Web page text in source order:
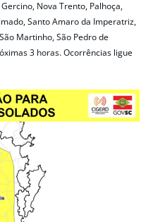
Nova Trento, Palhoça,
Santo Amaro da Imperatriz,
Martinho, São Pedro de
3 horas. Ocorrências ligue